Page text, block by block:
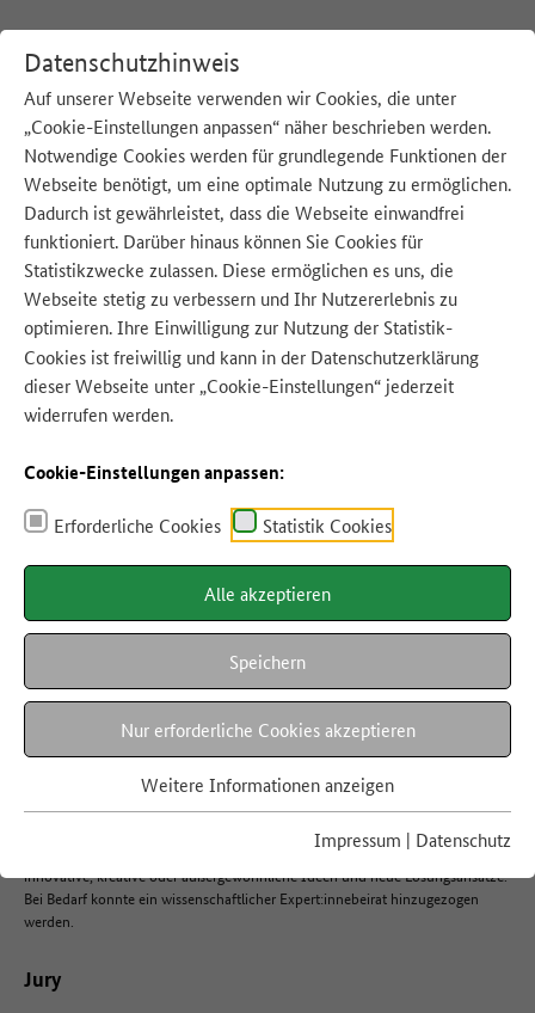
Datenschutzhinweis
Auf unserer Webseite verwenden wir Cookies, die unter
„Cookie-Einstellungen anpassen“ näher beschrieben werden.
Notwendige Cookies werden für grundlegende Funktionen der
Webseite benötigt, um eine optimale Nutzung zu ermöglichen.
Dadurch ist gewährleistet, dass die Webseite einwandfrei
funktioniert. Darüber hinaus können Sie Cookies für
Statistikzwecke zulassen. Diese ermöglichen es uns, die
Webseite stetig zu verbessern und Ihr Nutzererlebnis zu
optimieren. Ihre Einwilligung zur Nutzung der Statistik-
Cookies ist freiwillig und kann in der Datenschutzerklärung
dieser Webseite unter „Cookie-Einstellungen“ jederzeit
widerrufen werden.
Cookie-Einstellungen anpassen:
Erforderliche Cookies Statistik Cookies
Alle akzeptieren
Speichern
Nur erforderliche Cookies akzeptieren
Weitere Informationen anzeigen
Impressum | Datenschutz
:Startseite
Der Bundespreis
Mit dem Zu gut für die Tonne! – Bundespreis zeichnete das
Bundesministerium für Ernährung und Landwirtschaft (BMEL) von 2016
bis 2022 sieben Mal herausragende Projekte und ihre Initiator:innen aus,
die mit ihren konkreten Ideen, Pioniergeist und großem Engagement dazu
beitragen, Lebensmittelverschwendung zu reduzieren.
gesamten Lebensmittelversorgungskette: von Produktion und Handel bis hin
Wettbewerb war dabei offen für alle: Ganz gleich ob Unternehmen,
Gastronomie, landwirtschaftlicher Betrieb, wissenschaftliche Einrichtung,
Privatperson, NGO, Kommune oder Initiative – jede:r konnte mitmachen! Den
Bundespreis erhielt je ein Projekt aus den fünf Kategorien Landwirtschaft &
Produktion, Handel, Gastronomie, Gesellschaft & Bildung sowie
Digitalisierung. Unter den nominierten Projekten wurden zudem Förderpreise
für Projekte in der Start- oder Entwicklungsphase mit insgesamt 15.000 Euro
vergeben.
Die Bewerbungen wurden von einer Jury anhand verschiedener Kriterien
bewertet. Dabei zählten sowohl die inhaltliche Passgenauigkeit, als auch die
Vorbildwirkung und mögliche Reproduzierbarkeit für andere Engagierte, als
auch die bisherigen Erfolge. Die Jury interessierte sich insbesondere für
innovative, kreative oder außergewöhnliche Ideen und neue Lösungsansätze.
Bei Bedarf konnte ein wissenschaftlicher Expert:innebeirat hinzugezogen
werden.
Jury